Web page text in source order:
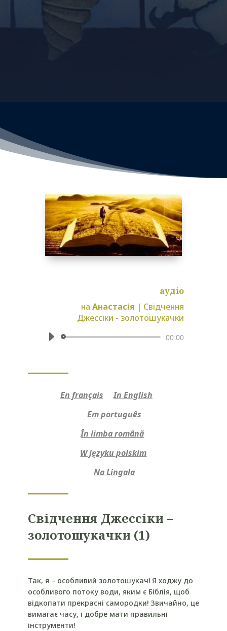
аудіо
наАнастасія | Свідчення
Джессіки - золотошукачки
Аудіопрогравач
00:00
En français
In English
Em português
În limba română
W języku polskim
Na Lingala
Свідчення Джессіки –
золотошукачки (1)
Так, я – особливий золотошукач! Я ходжу до
особливого потоку води, яким є Біблія, щоб
відкопати прекрасні самородки! Звичайно, це
вимагає часу, і добре мати правильні
інструменти!